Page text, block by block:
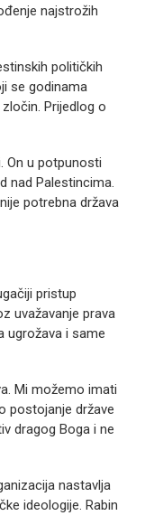
najstrožih
političkih
se godinama
Prijedlog o
On u potpunosti
nad Palestincima.
potrebna država
pristup
uvažavanje prava
ugrožava i same
Mi možemo imati
postojanje države
dragog Boga i ne
nastavlja
ideologije. Rabin